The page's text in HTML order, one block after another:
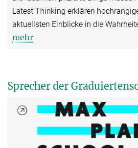
Latest Thinking erklären
aktuellsten Einblicke in die
mehr
Sprecher der